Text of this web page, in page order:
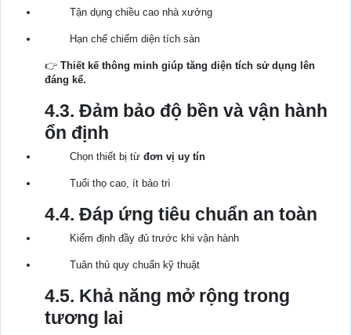
Tận dụng chiều cao nhà xưởng
Hạn chế chiếm diện tích sàn
👉 Thiết kế thông minh giúp tăng diện tích sử dụng lên
đáng kể.
4.3. Đảm bảo độ bền và vận hành
ổn định
Chọn thiết bị từ đơn vị uy tín
Tuổi thọ cao, ít bảo trì
4.4. Đáp ứng tiêu chuẩn an toàn
Kiểm định đầy đủ trước khi vận hành
Tuân thủ quy chuẩn kỹ thuật
4.5. Khả năng mở rộng trong
tương lai